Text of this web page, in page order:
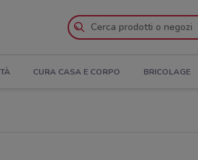
CURA CASA E CORPO BRICOLAGE